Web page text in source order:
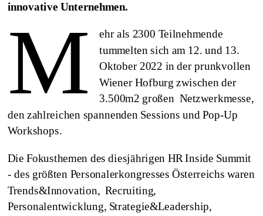
innovative Unternehmen.
M
ehr als 2300 Teilnehmende
tummelten sich am 12. und 13.
Oktober 2022 in der prunkvollen
Wiener Hofburg zwischen der
3.500m2 großen Netzwerkmesse,
den zahlreichen spannenden Sessions und Pop-Up
Workshops.
Die Fokusthemen des diesjährigen HR Inside Summit
- des größten Personalerkongresses Österreichs waren
Trends&Innovation, Recruiting,
Personalentwicklung, Strategie&Leadership,